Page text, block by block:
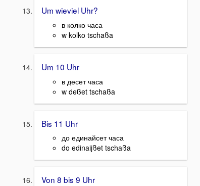
Um wieviel Uhr?
в колко часа
w kolko tschaßa
Um 10 Uhr
в десет часа
w deßet tschaßa
Bis 11 Uhr
до единайсет часа
do edinaijßet tschaßa
Von 8 bis 9 Uhr